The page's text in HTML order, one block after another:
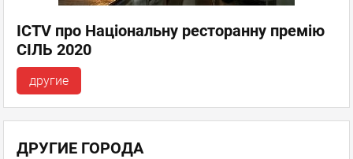
ICTV про Національну ресторанну премію
СІЛЬ 2020
другие
ДРУГИЕ ГОРОДА